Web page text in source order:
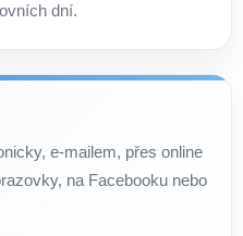
dní.
e-mailem, přes online
na Facebooku nebo